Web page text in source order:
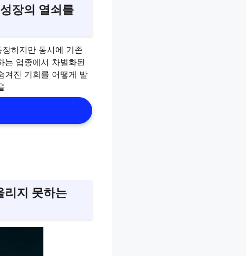
장의 열쇠를
하지만 동시에 기존
는 업종에서 차별화된
겨진 기회를 어떻게 발
리지 못하는